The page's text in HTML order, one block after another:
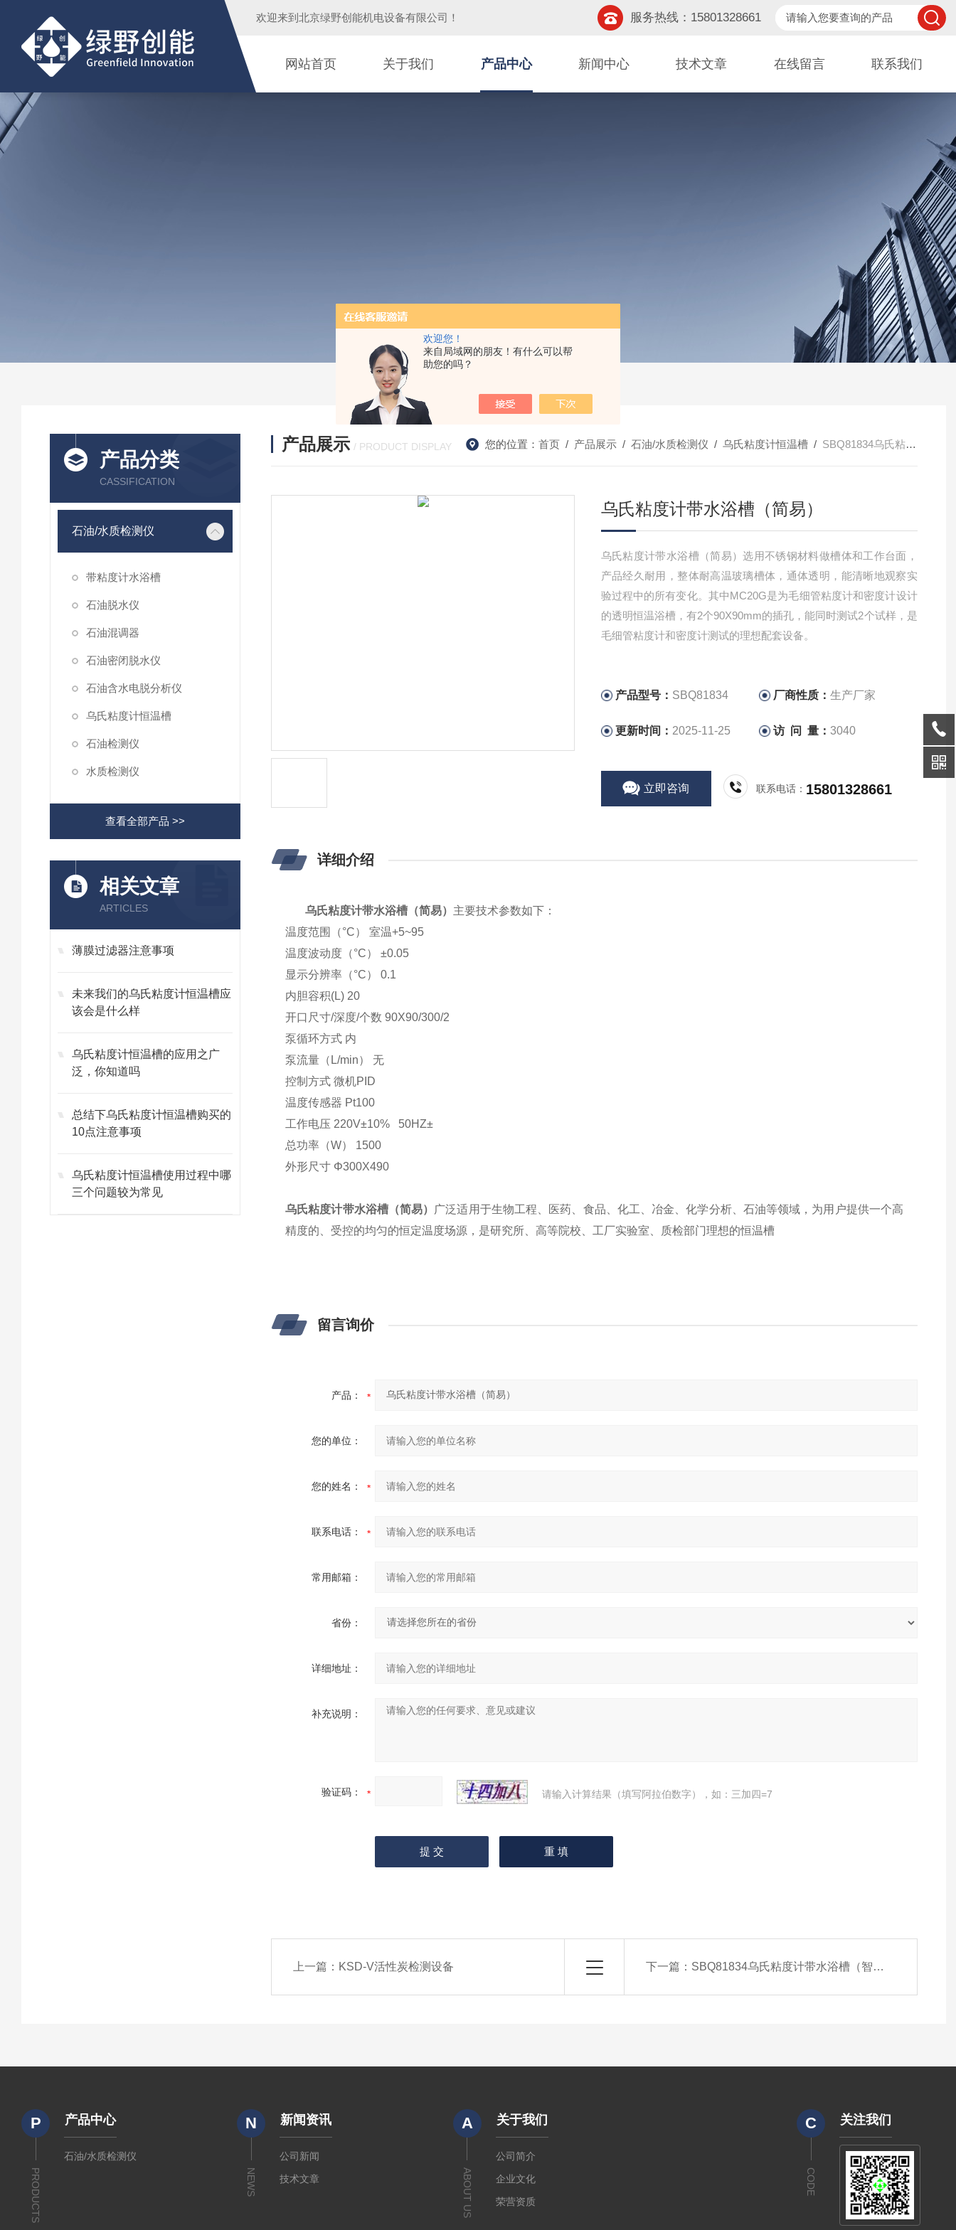
欢迎您！
来自局域网的朋友！有什么可以帮
助您的吗？
欢迎来到 北京绿野创能机电设备有限公司 ！ 服务热线：15801328661
网站首页 关于我们 产品中心 新闻中心 技术文章 在线留言 联系我们
产品分类
CASSIFICATION
石油/水质检测仪
带粘度计水浴槽
石油脱水仪
石油混调器
石油密闭脱水仪
石油含水电脱分析仪
乌氏粘度计恒温槽
石油检测仪
水质检测仪
查看全部产品 >>
相关文章
ARTICLES
薄膜过滤器注意事项
未来我们的乌氏粘度计恒温槽应
该会是什么样
乌氏粘度计恒温槽的应用之广
泛，你知道吗
总结下乌氏粘度计恒温槽购买的
10点注意事项
乌氏粘度计恒温槽使用过程中哪
三个问题较为常见
产品展示 / PRODUCT DISPLAY 您的位置： 首页/ 产品展示/ 石油/水质检测仪 / 乌氏粘度计恒温槽/ SBQ81834乌氏粘度计带水浴槽（简易）
乌氏粘度计带水浴槽（简易）
乌氏粘度计带水浴槽（简易）选用不锈钢材料做槽体和工作台面，
产品经久耐用，整体耐高温玻璃槽体，通体透明，能清晰地观察实
验过程中的所有变化。其中MC20G是为毛细管粘度计和密度计设计
的透明恒温浴槽，有2个90X90mm的插孔，能同时测试2个试样，是
毛细管粘度计和密度计测试的理想配套设备。
产品型号： SBQ81834 厂商性质：生产厂家
更新时间： 2025-11-25 访 问 量：3040
立即咨询 联系电话： 15801328661
详细介绍
乌氏粘度计带水浴槽（简易） 主要技术参数如下：
温度范围（°C） 室温+5~95
温度波动度（°C） ±0.05
显示分辨率（°C） 0.1
内胆容积(L) 20
开口尺寸/深度/个数 90X90/300/2
泵循环方式 内
泵流量（L/min） 无
控制方式 微机PID
温度传感器 Pt100
工作电压 220V±10% 50HZ±
总功率（W） 1500
外形尺寸 Φ300X490
乌氏粘度计带水浴槽（简易） 广泛适用于生物工程、医药、食品、化工、冶金、化学分析、石油等领域，为用户提供一个高
精度的、受控的均匀的恒定温度场源，是研究所、高等院校、工厂实验室、质检部门理想的恒温槽
留言询价
产品：
您的单位：
您的姓名：
联系电话：
常用邮箱：
省份：
详细地址：
补充说明：
验证码： 请输入计算结果（填写阿拉伯数字），如：三加四=7
上一篇： KSD-V活性炭检测设备 下一篇： SBQ81834乌氏粘度计带水浴槽（智能）
P
PRODUCTS
产品中心
石油/水质检测仪
N
NEWS
新闻资讯
公司新闻
技术文章
A
ABOUT US
关于我们
公司简介
企业文化
荣营资质
C
CODE
关注我们